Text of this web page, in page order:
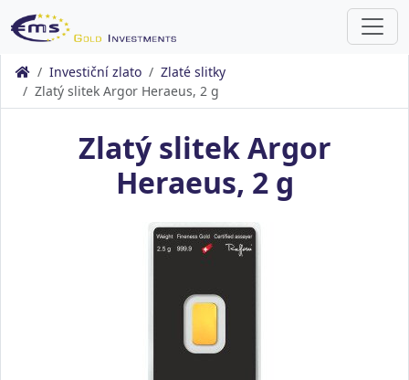
Investiční zlato
Zlaté slitky
Zlatý slitek Argor Heraeus, 2 g
Zlatý slitek Argor
Heraeus, 2 g